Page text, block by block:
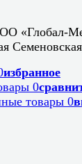
«Глобал-
избранное
0
товары 0